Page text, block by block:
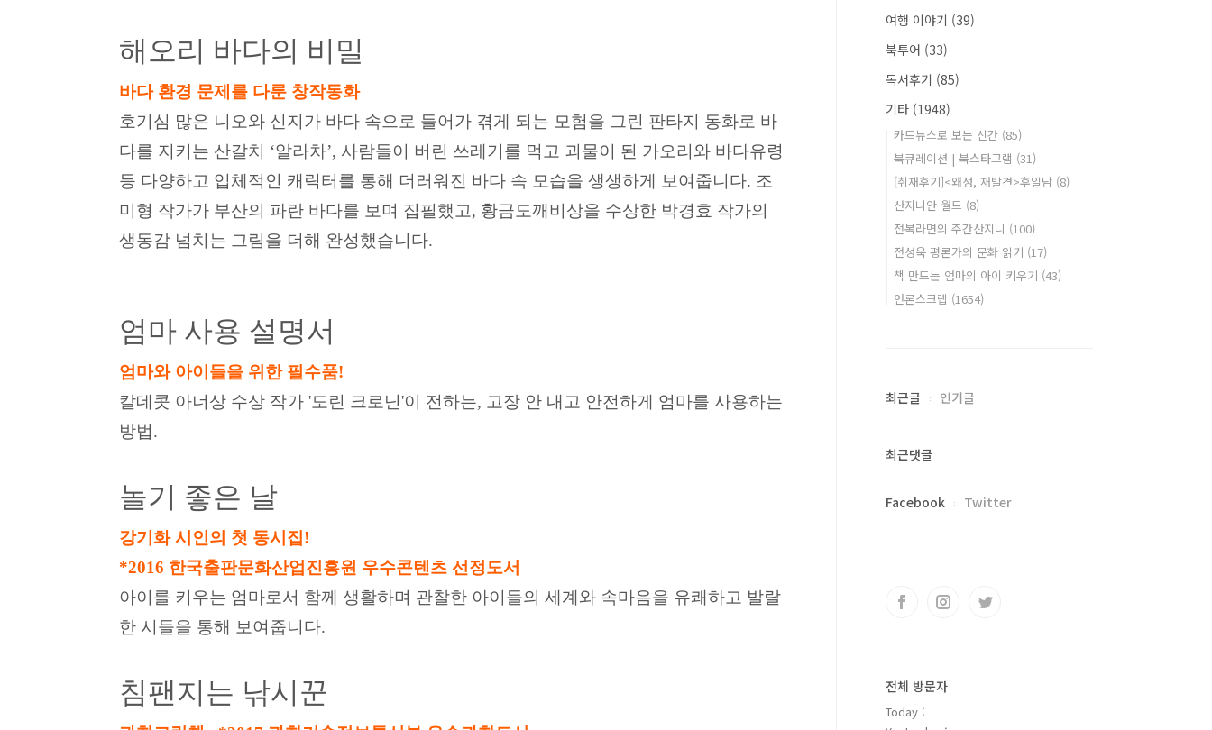
해오리 바다의 비밀
바다 환경 문제를 다룬 창작동화
호기심 많은 니오와 신지가 바다 속으로 들어가 겪게 되는 모험을 그린 판타지 동화로 바
다를 지키는 산갈치 ‘알라차’, 사람들이 버린 쓰레기를 먹고 괴물이 된 가오리와 바다유령
등 다양하고 입체적인 캐릭터를 통해 더러워진 바다 속 모습을 생생하게 보여줍니다. 조
미형 작가가 부산의 파란 바다를 보며 집필했고, 황금도깨비상을 수상한 박경효 작가의
생동감 넘치는 그림을 더해 완성했습니다.
엄마 사용 설명서
엄마와 아이들을 위한 필수품!
칼데콧 아너상 수상 작가 '도린 크로닌'이 전하는, 고장 안 내고 안전하게 엄마를 사용하는
방법.
놀기 좋은 날
강기화 시인의 첫 동시집!
*2016 한국출판문화산업진흥원 우수콘텐츠 선정도서
아이를 키우는 엄마로서 함께 생활하며 관찰한 아이들의 세계와 속마음을 유쾌하고 발랄
한 시들을 통해 보여줍니다.
침팬지는 낚시꾼
여행 이야기 (39)
북투어 (33)
독서후기 (85)
기타 (1948)
카드뉴스로 보는 신간 (85)
북큐레이션 | 북스타그램 (31)
[취재후기]<왜성, 재발견>후일담 (8)
산지니안 월드 (8)
전복라면의 주간산지니 (100)
전성욱 평론가의 문화 읽기 (17)
책 만드는 엄마의 아이 키우기 (43)
언론스크랩 (1654)
최근글 인기글
최근댓글
Facebook Twitter
전체 방문자
Today :